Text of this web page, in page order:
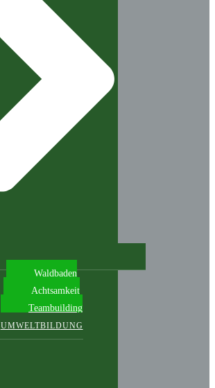
Waldbaden
Achtsamkeit
Teambuilding
UMWELTBILDUNG